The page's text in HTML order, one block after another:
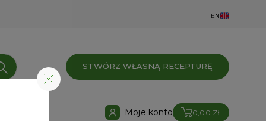
EN
STWÓRZ WŁASNĄ RECEPTURĘ
Moje konto 0,00 ZŁ